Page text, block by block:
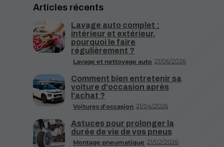
Articles récents
Lavage et nettoyage auto 21/06/2026
Lavage auto complet :
intérieur et extérieur,
pourquoi le faire
régulièrement ?
Voitures d'occasion 21/04/2026
Comment bien entretenir sa
voiture d'occasion après
l'achat ?
Montage pneumatique 21/02/2026
Astuces pour prolonger la
durée de vie de vos pneus